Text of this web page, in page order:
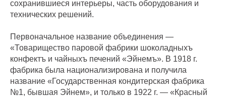
сохранившиеся интерьеры, часть оборудования и
технических решений.
Первоначальное название объединения —
«Товарищество паровой фабрики шоколадныхъ
конфектъ и чайныхъ печений «Эйнемъ». В 1918 г.
фабрика была национализирована и получила
название «Государственная кондитерская фабрика
№1, бывшая Эйнем», и только в 1922 г. — «Красный